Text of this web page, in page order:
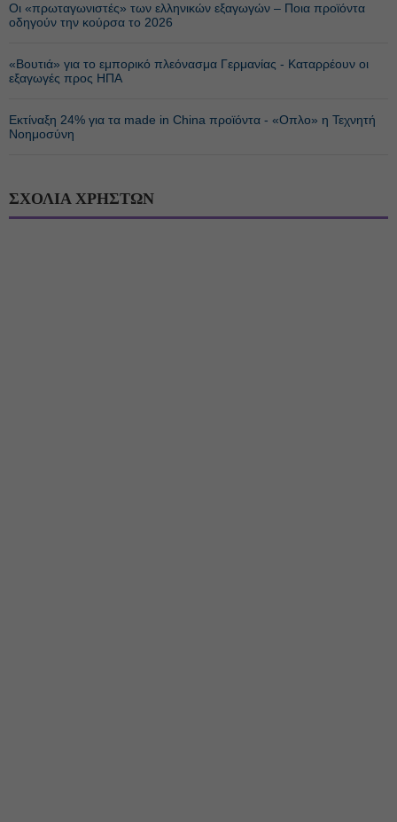
Οι «πρωταγωνιστές» των ελληνικών εξαγωγών – Ποια προϊόντα
οδηγούν την κούρσα το 2026
«Βουτιά» για το εμπορικό πλεόνασμα Γερμανίας - Καταρρέουν οι
εξαγωγές προς ΗΠΑ
Εκτίναξη 24% για τα made in China προϊόντα - «Οπλο» η Τεχνητή
Νοημοσύνη
ΣΧΟΛΙΑ ΧΡΗΣΤΩΝ